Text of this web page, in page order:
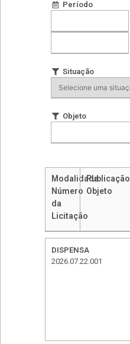
Período
Situação
Objeto
Modalidade
Número
da
Licitação
Publicação
Objeto
DISPENSA
2026.07.22.001